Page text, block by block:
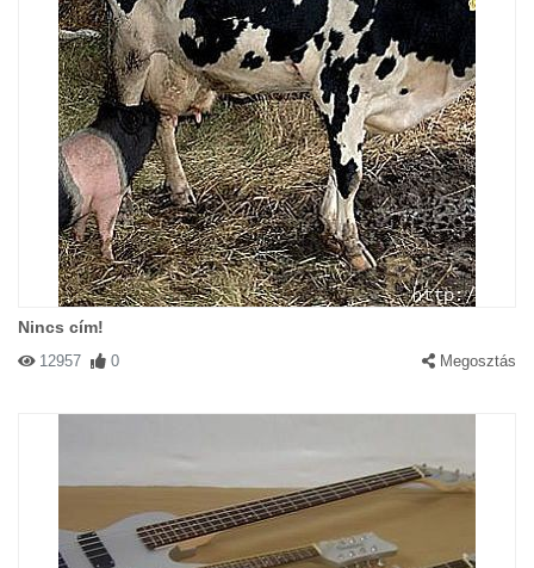
Nincs cím!
12957 0 Megosztás